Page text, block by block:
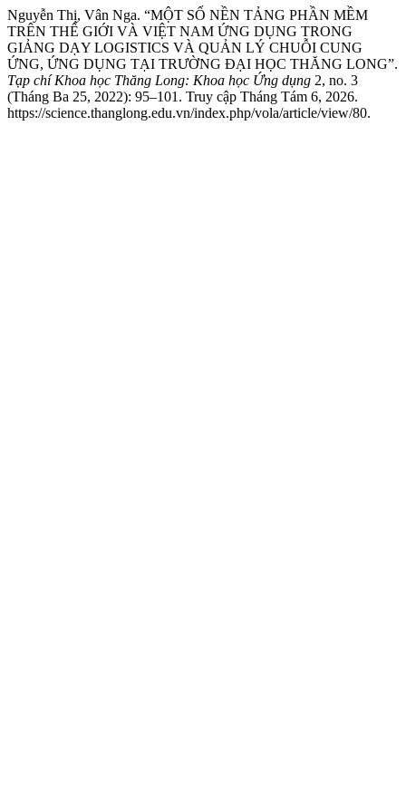
Nguyễn Thị, Vân Nga. “MỘT SỐ NỀN TẢNG PHẦN MỀM
TRÊN THẾ GIỚI VÀ VIỆT NAM ỨNG DỤNG TRONG
GIẢNG DẠY LOGISTICS VÀ QUẢN LÝ CHUỖI CUNG
ỨNG, ỨNG DỤNG TẠI TRƯỜNG ĐẠI HỌC THĂNG LONG”.
Tạp chí Khoa học Thăng Long: Khoa học Ứng dụng 2, no. 3
(Tháng Ba 25, 2022): 95–101. Truy cập Tháng Tám 6, 2026.
https://science.thanglong.edu.vn/index.php/vola/article/view/80.